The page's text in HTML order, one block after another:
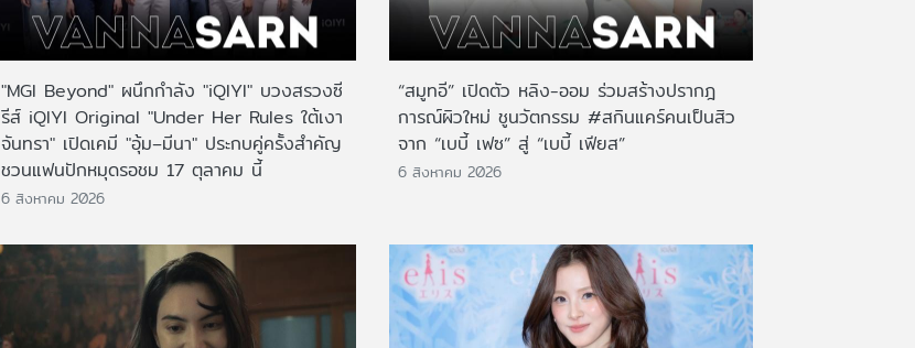
"MGI Beyond" ผนึกกำลัง "iQIYI" บวงสรวงซี
รีส์ iQIYI Original "Under Her Rules ใต้เงา
จันทรา" เปิดเคมี "อุ้ม–มีนา" ประกบคู่ครั้งสำคัญ
ชวนแฟนปักหมุดรอชม 17 ตุลาคม นี้
6 สิงหาคม 2026
“สมูทอี” เปิดตัว หลิง-ออม ร่วมสร้างปรากฎ
การณ์ผิวใหม่ ชูนวัตกรรม #สกินแคร์คนเป็นสิว
จาก “เบบี้ เฟซ” สู่ “เบบี้ เฟียส”
6 สิงหาคม 2026